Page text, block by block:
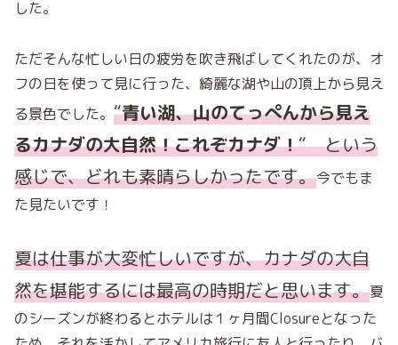
した。
ただそんな忙しい日の疲労を吹き飛ばしてくれたのが、オ
フの日を使って見に行った、綺麗な湖や山の頂上から見え
る景色でした。 “青い湖、山のてっぺんから見え
るカナダの大自然！これぞカナダ！“ という
感じで、どれも素晴らしかったです。今でもま
た見たいです！
夏は仕事が大変忙しいですが、カナダの大自
然を堪能するには最高の時期だと思います。夏
のシーズンが終わるとホテルは１ヶ月間Closureとなった